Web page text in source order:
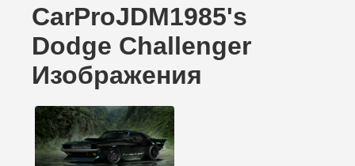
CarProJDM1985's
Dodge Challenger
Изображения